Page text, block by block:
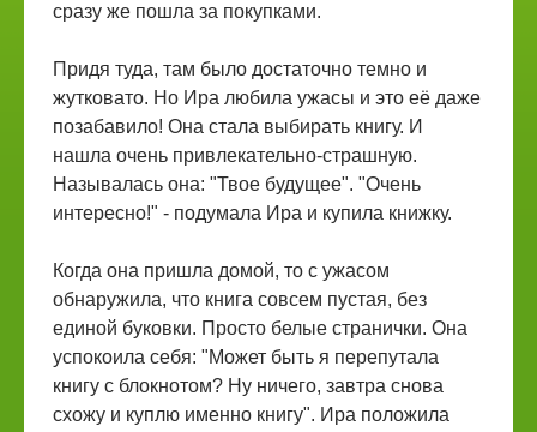
сразу же пошла за покупками.
Придя туда, там было достаточно темно и
жутковато. Но Ира любила ужасы и это её даже
позабавило! Она стала выбирать книгу. И
нашла очень привлекательно-страшную.
Называлась она: "Твое будущее". "Очень
интересно!" - подумала Ира и купила книжку.
Когда она пришла домой, то с ужасом
обнаружила, что книга совсем пустая, без
единой буковки. Просто белые странички. Она
успокоила себя: "Может быть я перепутала
книгу с блокнотом? Ну ничего, завтра снова
схожу и куплю именно книгу". Ира положила